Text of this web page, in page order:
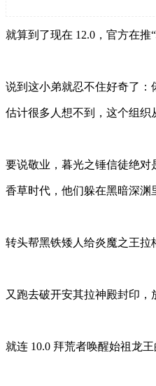
就算到了现在 12.0，官方在
说到这小弟就忍不住好奇了：
估计很多人想不到，这个组
要说敬业，暮光之锤信徒绝对
香草时代，他们躲在黑暗深渊
转头帮黑铁矮人给炎魔之王拉
又跑去破开安其拉神殿封印，
就连 10.0 拜荒者唤醒始祖龙